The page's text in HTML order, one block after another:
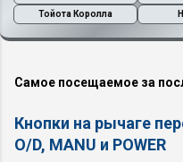
Тойота Королла
Самое посещаемое за
Кнопки на рычаге
O/D, MANU и POWER